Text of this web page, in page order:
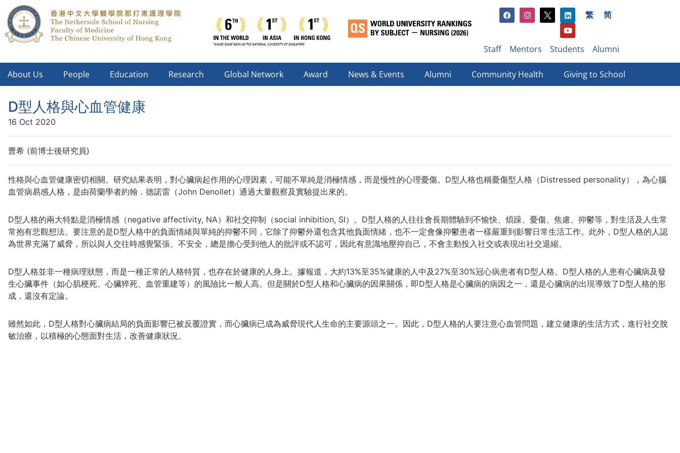
繁 简
Staff Mentors Students Alumni
About Us People Education Research Global Network Award News & Events Alumni Community Health Giving to School​
D型人格與心血管健康
16 Oct 2020
曹希 (前博士後研究員)
性格與心血管健康密切相關。研究結果表明，對心臟病起作用的心理因素，可能不單純是消極情感，而是慢性的心理憂傷。D型人格也稱憂傷型人格（Distressed personality），為心腦
血管病易感人格，是由荷蘭學者約翰．德諾雷（John Denollet）通過大量觀察及實驗提出來的。
D型人格的兩大特點是消極情感（negative affectivity, NA）和社交抑制（social inhibition, SI）。D型人格的人往往會長期體驗到不愉快、煩躁、憂傷、焦慮、抑鬱等，對生活及人生常
常抱有悲觀想法。要注意的是D型人格中的負面情緒與單純的抑鬱不同，它除了抑鬱外還包含其他負面情緒，也不一定會像抑鬱患者一樣嚴重到影響日常生活工作。此外，D型人格的人認
為世界充滿了威脅，所以與人交往時感覺緊張、不安全，總是擔心受到他人的批評或不認可，因此有意識地壓抑自己，不會主動投入社交或表現出社交退縮。
D型人格並非一種病理狀態，而是一種正常的人格特質，也存在於健康的人身上。據報道，大約13%至35%健康的人中及27%至30%冠心病患者有D型人格。D型人格的人患有心臟病及發
生心臟事件（如心肌梗死、心臟猝死、血管重建等）的風險比一般人高。但是關於D型人格和心臟病的因果關係，即D型人格是心臟病的病因之一，還是心臟病的出現導致了D型人格的形
成，還沒有定論。
雖然如此，D型人格對心臟病結局的負面影響已被反覆證實，而心臟病已成為威脅現代人生命的主要源頭之一。因此，D型人格的人要注意心血管問題，建立健康的生活方式，進行社交脫
敏治療，以積極的心態面對生活，改善健康狀況。